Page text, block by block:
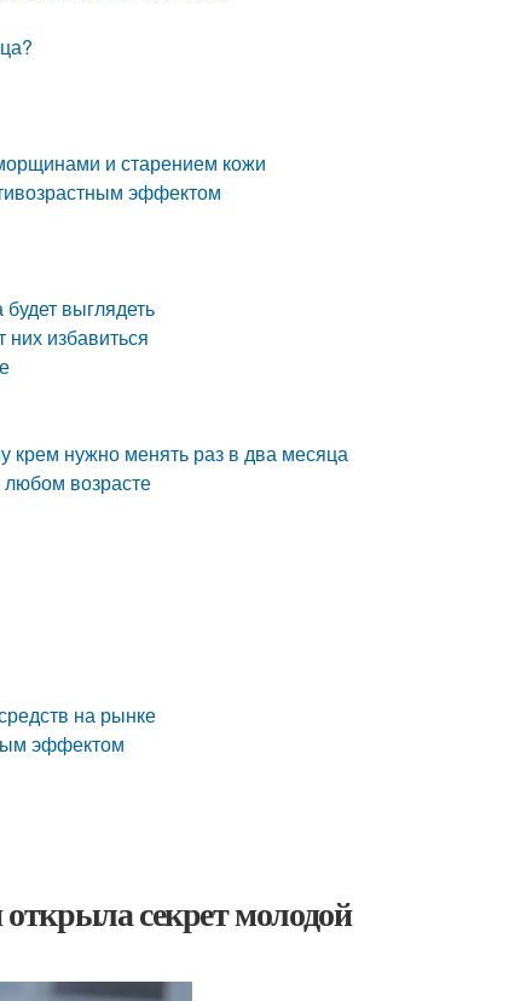
и старением кожи
эффектом
выглядеть
избавиться
крем нужно менять раз в два месяца
возрасте
на рынке
эффектом
секрет молодой